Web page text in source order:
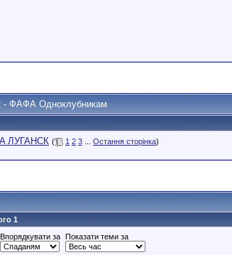
- ФАФА Одноклубникам
ЛУГАНСК ( 1 2 3 Остання сторінка)
1
Впорядкувати за Показати теми за